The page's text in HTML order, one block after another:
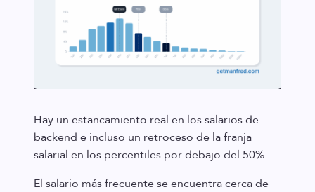
Hay un estancamiento real en los salarios de
backend e incluso un retroceso de la franja
salarial en los percentiles por debajo del 50%.
El salario más frecuente se encuentra cerca de